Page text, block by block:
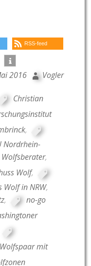
RSS-feed
2016 Vogler
Christian
,
Nordrhein-
,
Wolf,
Wolf in NRW,
,
no-go
Wolfspaar mit